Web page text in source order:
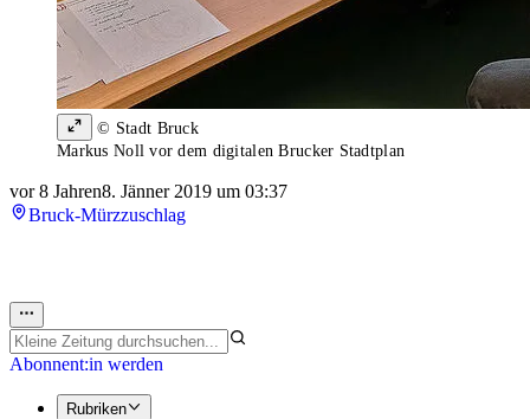
© Stadt Bruck
Markus Noll vor dem digitalen Brucker Stadtplan
vor 8 Jahren8. Jänner 2019 um 03:37
Bruck-Mürzzuschlag
Abonnent:in werden
Rubriken